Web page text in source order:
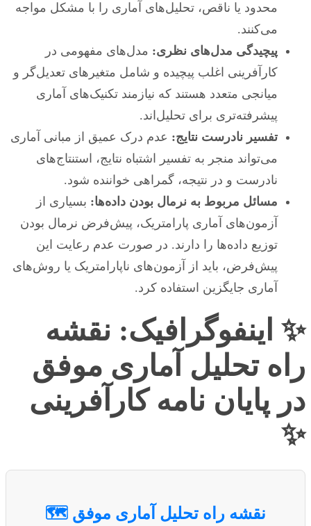
محدود یا ناقص، تحلیل‌های آماری را با مشکل مواجه
می‌کنند.
پیچیدگی مدل‌های نظری: مدل‌های مفهومی در
کارآفرینی اغلب پیچیده و شامل متغیرهای تعدیل‌گر و
میانجی متعدد هستند که نیازمند تکنیک‌های آماری
پیشرفته‌تری برای تحلیل‌اند.
تفسیر نادرست نتایج: عدم درک عمیق از مبانی آماری
می‌تواند منجر به تفسیر اشتباه نتایج، استنتاج‌های
نادرست و در نتیجه، گمراهی خواننده شود.
مسائل مربوط به نرمال بودن داده‌ها: بسیاری از
آزمون‌های آماری پارامتریک، پیش‌فرض نرمال بودن
توزیع داده‌ها را دارند. در صورت عدم رعایت این
پیش‌فرض، باید از آزمون‌های ناپارامتریک یا روش‌های
آماری جایگزین استفاده کرد.
✨ اینفوگرافیک: نقشه
راه تحلیل آماری موفق
در پایان نامه کارآفرینی
✨
نقشه راه تحلیل آماری موفق 🗺️